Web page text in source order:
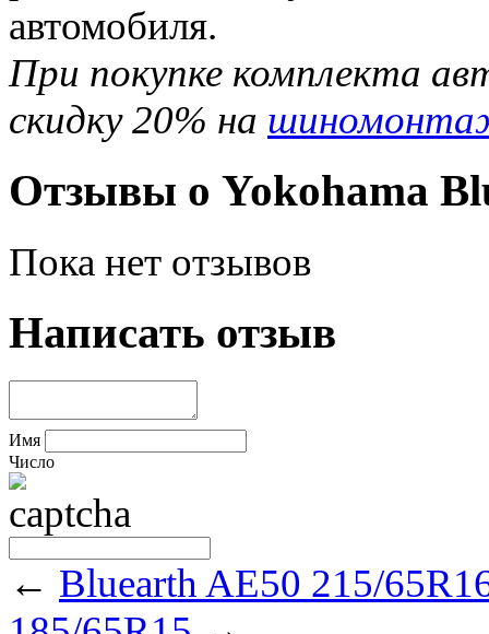
автомобиля.
При покупке комплекта
скидку 20% на
Отзывы о Yokohama
Пока нет отзывов
Написать отзыв
Имя
Число
← Bluearth AE50 215/